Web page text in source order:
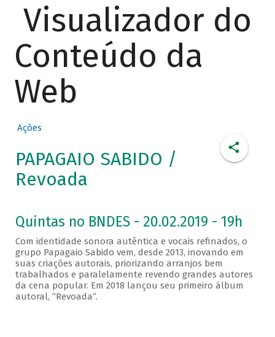
Visualizador do
Conteúdo da
Web
Ações
PAPAGAIO SABIDO /
Revoada
Quintas no BNDES - 20.02.2019 - 19h
Com identidade sonora autêntica e vocais refinados, o
grupo Papagaio Sabido vem, desde 2013, inovando em
suas criações autorais, priorizando arranjos bem
trabalhados e paralelamente revendo grandes autores
da cena popular. Em 2018 lançou seu primeiro álbum
autoral, “Revoada”.